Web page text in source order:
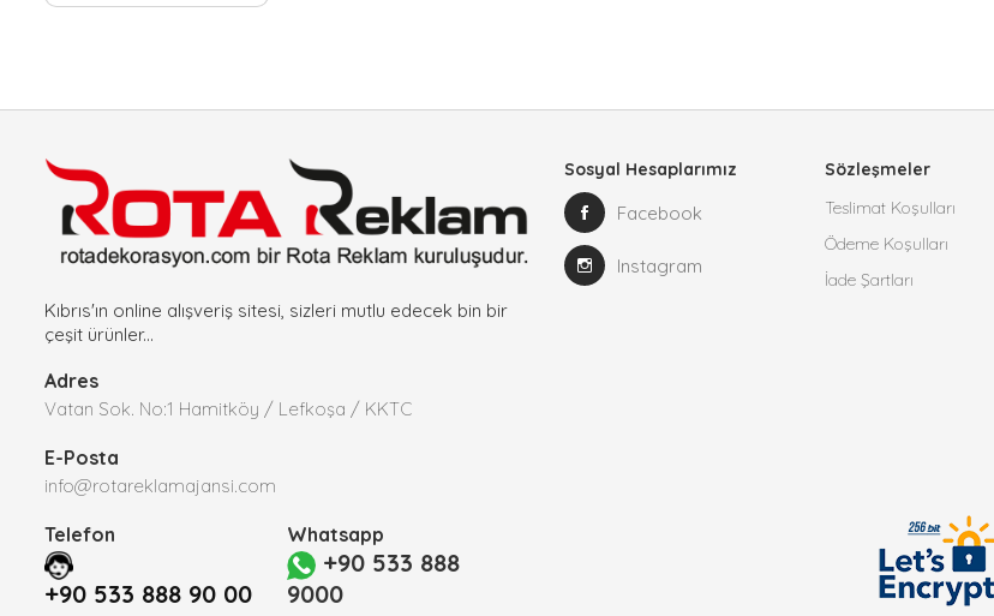
Kıbrıs'ın online alışveriş sitesi, sizleri mutlu edecek bin bir
çeşit ürünler...
Adres
Vatan Sok. No:1 Hamitköy / Lefkoşa / KKTC
E-Posta
info@rotareklamajansi.com
Telefon
+90 533 888 90 00
Whatsapp
+90 533 888
9000
Sosyal Hesaplarımız
Facebook
Instagram
Sözleşmeler
Teslimat Koşulları
Ödeme Koşulları
İade Şartları